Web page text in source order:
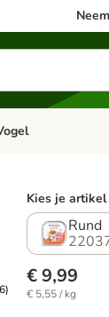
dieren
categorie menu:
6)
Kies je
Rund
€ 9,99
€ 5,55 / kg